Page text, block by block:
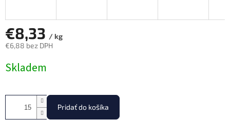
€8,33 / kg
€6,88 bez DPH
cena:
Skladem
Pridať do košíka